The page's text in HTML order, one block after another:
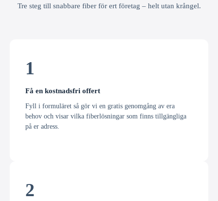
Tre steg till snabbare fiber för ert företag – helt utan krångel.
1
Få en kostnadsfri offert
Fyll i formuläret så gör vi en gratis genomgång av era
behov och visar vilka fiberlösningar som finns tillgängliga
på er adress.
2